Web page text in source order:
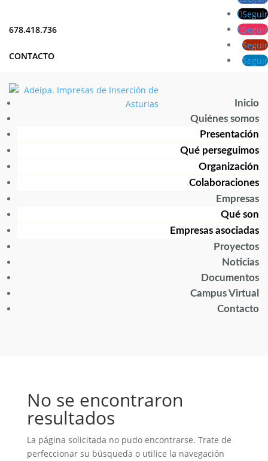
678.418.736
CONTACTO
Seguir
Seguir
Seguir
Seguir
Inicio
Quiénes somos
Presentación
Qué perseguimos
Organización
Colaboraciones
Empresas
Qué son
Empresas asociadas
Proyectos
Noticias
Documentos
Campus Virtual
Contacto
No se encontraron
resultados
La página solicitada no pudo encontrarse. Trate de
perfeccionar su búsqueda o utilice la navegación